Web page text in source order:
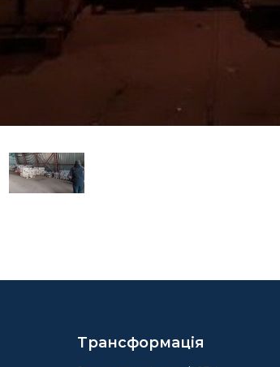
Трансформація